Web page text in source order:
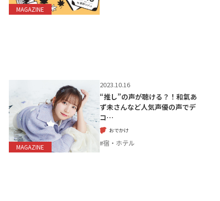
MAGAZINE
MAGAZINE
2023.10.16
“推し”の声が聴ける？！和氣あ
ず未さんなど人気声優の声でデ
コ…
おでかけ
#宿・ホテル